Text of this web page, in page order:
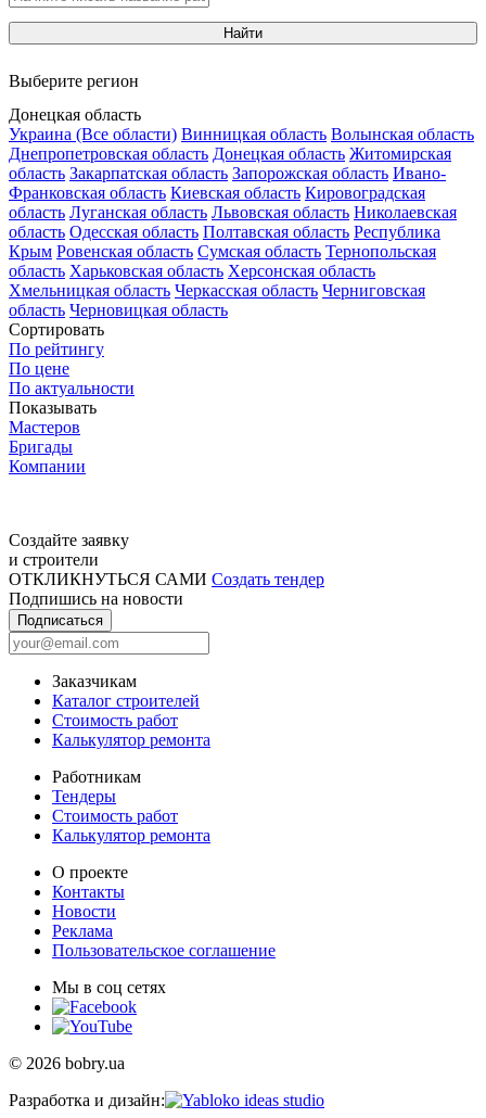
Найти
Выберите регион
Донецкая область
Украина (Все области) Винницкая область Волынская область
Днепропетровская область Донецкая область Житомирская
область Закарпатская область Запорожская область Ивано-
Франковская область Киевская область Кировоградская
область Луганская область Львовская область Николаевская
область Одесская область Полтавская область Республика
Крым Ровенская область Сумская область Тернопольская
область Харьковская область Херсонская область
Хмельницкая область Черкасская область Черниговская
область Черновицкая область
Сортировать
По рейтингу
По цене
По актуальности
Показывать
Мастеров
Бригады
Компании
Создайте заявку
и строители
ОТКЛИКНУТЬСЯ САМИ Создать тендер
Подпишись на новости
Подписаться
Заказчикам
Каталог строителей
Стоимость работ
Калькулятор ремонта
Работникам
Тендеры
Стоимость работ
Калькулятор ремонта
О проекте
Контакты
Новости
Реклама
Пользовательское соглашение
Мы в соц сетях
© 2026 bobry.ua
Разработка и дизайн: